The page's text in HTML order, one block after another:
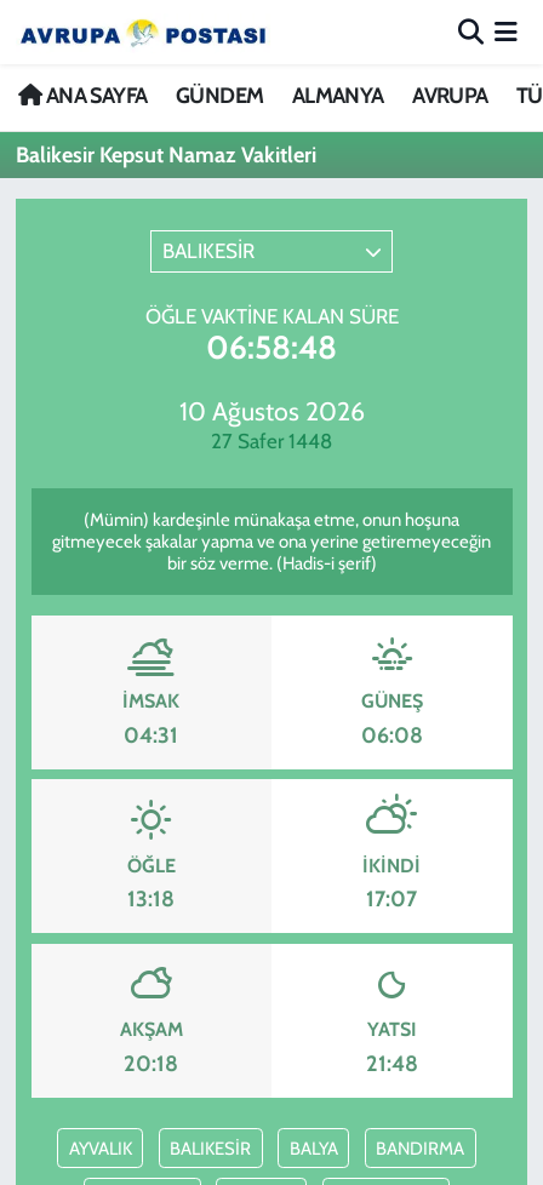
ANA SAYFA GÜNDEM ALMANYA AVRUPA
Balikesir Kepsut Namaz Vakitleri
BALIKESİR
ÖĞLE VAKTINE KALAN SÜRE
06:58:48
10 Ağustos 2026
27 Safer 1448
(Mümin) kardeşinle münakaşa etme, onun hoşuna
gitmeyecek şakalar yapma ve ona yerine getiremeyeceğin
bir söz verme. (Hadis-i şerif)
İMSAK
04:31
GÜNEŞ
06:08
ÖĞLE
13:18
İKINDI
17:07
AKŞAM
20:18
YATSI
21:48
AYVALIK BALIKESİR BALYA BANDIRMA
ANA SAYFA
GÜNDEM
SPOR
YAZARLAR
Nöbetçi Eczaneler
Hava Durumu
Trafik Durumu
Avrupa Ligi Puan Durumu ve Fikstür
Tüm Manşetler
Haber Arşivi